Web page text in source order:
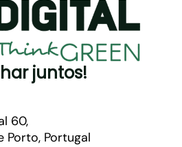
juntos!
60,
Porto, Portugal